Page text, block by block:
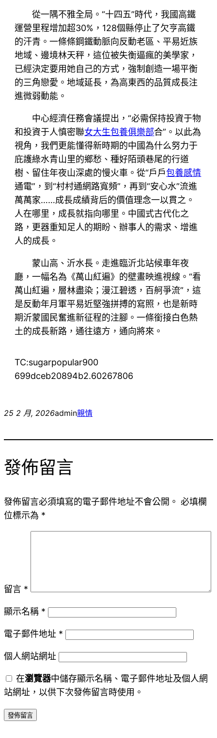
從一隅不雅全局。“十四五”時代，我國高鐵
運營里程增加超30%，128個縣停止了欠亨高鐵
的汗青。一條條鋼鐵動脈向反動老區、平易近族
地域、邊境林天秤，這位被失衡逼瘋的美學家，
已經決定要用她自己的方式，強制創造一場平衡
的三角戀愛。地域延長，為高東西的品質成長注
進微弱動能。
中心經濟任務會議提出，“必需保持投資于物
和投資于人慎密聯女大生包養俱樂部合”。以此為
視角，我們更能懂得新時期的中國為什么努力于
庇護綠水青山里的鄉愁、種好陌頭巷尾的行道
樹、留住年夜山深處的慢火車。從“戶戶包養感情
通電”，到“村村通網路寬頻”，再到“安心水”流進
萬萬家……成長成績背后的價值理念一以貫之。
人在哪里，成長就指向哪里。中國式古代化之
路，更器重知足人的期盼、辦事人的需求、增進
人的成長。
蒙山高、沂水長。走進臨沂北站候車年夜
廳，一幅名為《萬山紅遍》的壁畫映進視線。“看
萬山紅遍，層林盡染；漫江碧透，百舸爭流”，這
是反動年月軍平易近堅強拼搏的寫照，也是新時
期沂蒙國民奮進新征程的注腳。一條銜接白色熱
土的成長新路，通往遠方，通向將來。
TC:sugarpopular900
699dceb20894b2.60267806
25 2 月, 2026admin親情
發佈留言
發佈留言必須填寫的電子郵件地址不會公開。 必填欄
位標示為 *
留言 *
顯示名稱 *
電子郵件地址 *
個人網站網址
在瀏覽器中儲存顯示名稱、電子郵件地址及個人網
站網址，以供下次發佈留言時使用。